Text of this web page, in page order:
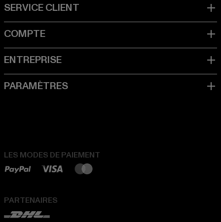
LES MODES DE PAIEMENT
PARTENAIRES